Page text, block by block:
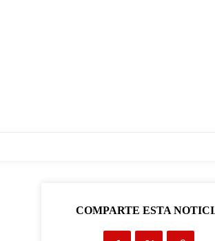
COMPARTE ESTA